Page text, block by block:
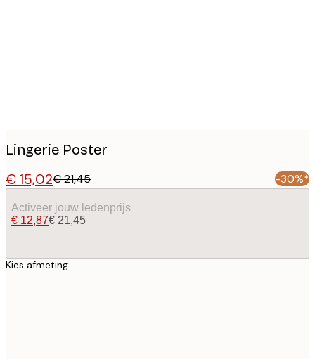
Lingerie Poster
€ 15,02€ 21,45 -30%*
Activeer jouw ledenprijs
€ 12,87€ 21,45
Kies afmeting